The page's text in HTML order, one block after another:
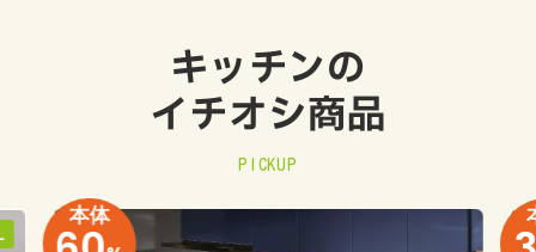
キッチンの
イチオシ商品
PICKUP
本体